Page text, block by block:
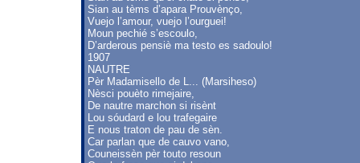
Sian au tèms d’apara Prouvènço,
Vuejo l’amour, vuejo l’ourguei!
Moun pechié s’escoulo,
D’arderous pensiè ma testo es sadoulo!
1907
NAUTRE
Pèr Madamisello de L... (Marsiheso)
Nèsci pouèto rimejaire,
De nautre marchon si risènt
Lou sóudard e lou trafegaire
E nous traton de pau de sèn.
Car parlan que de cauvo vano,
Couneissèn pèr touto resoun